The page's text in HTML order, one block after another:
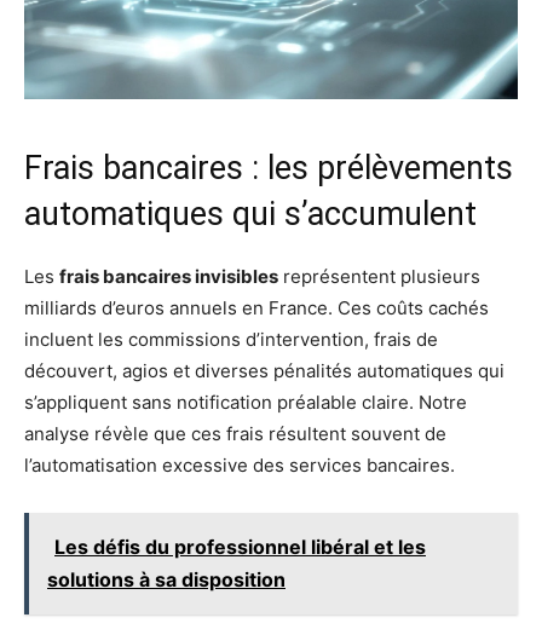
Frais bancaires : les prélèvements
automatiques qui s’accumulent
Les frais bancaires invisibles représentent plusieurs
milliards d’euros annuels en France. Ces coûts cachés
incluent les commissions d’intervention, frais de
découvert, agios et diverses pénalités automatiques qui
s’appliquent sans notification préalable claire. Notre
analyse révèle que ces frais résultent souvent de
l’automatisation excessive des services bancaires.
Les défis du professionnel libéral et les
solutions à sa disposition